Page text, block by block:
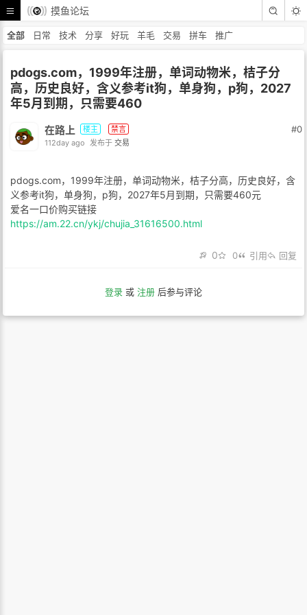
摸鱼论坛
全部 日常 技术 分享 好玩 羊毛 交易 拼车 推广
pdogs.com，1999年注册，单词动物米，桔子分
高，历史良好，含义参考it狗，单身狗，p狗，2027
年5月到期，只需要460
在路上 楼主
禁言
112day ago
发布于 交易
#0
pdogs.com，1999年注册，单词动物米，桔子分高，历史良好，含
义参考it狗，单身狗，p狗，2027年5月到期，只需要460元
爱名一口价购买链接
https://am.22.cn/ykj/chujia_31616500.html
0 0 引用 回复
登录 或 注册 后参与评论